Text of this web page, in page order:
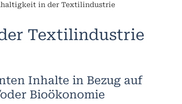
in der Textilindustrie
Textilindustrie
Inhalte in Bezug auf
Bioökonomie